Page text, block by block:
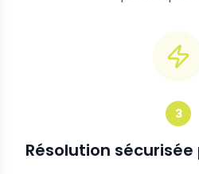
3
Résolution